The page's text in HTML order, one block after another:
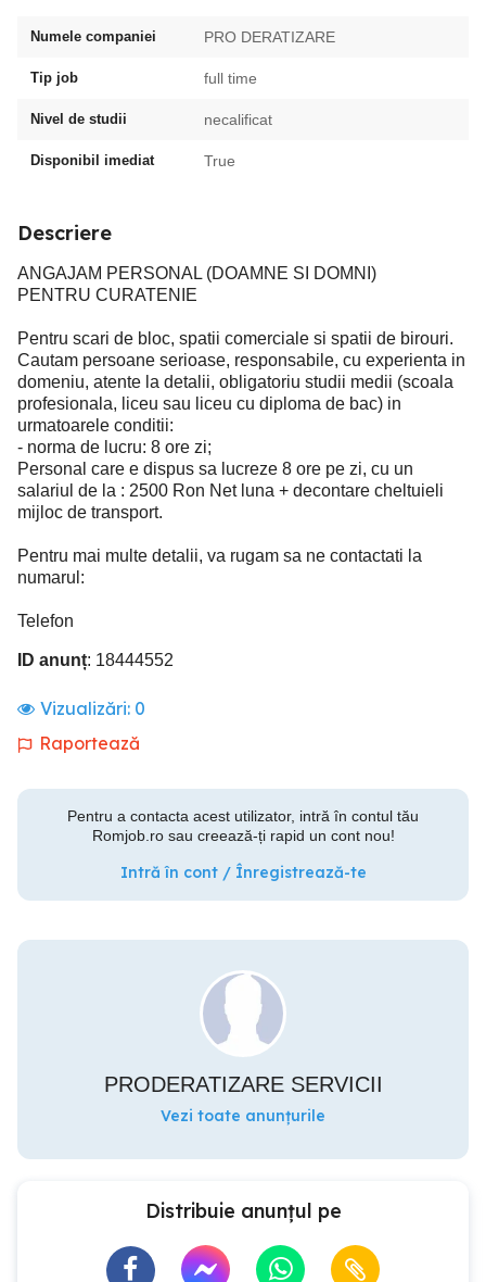
Numele companiei PRO DERATIZARE
Tip job full time
Nivel de studii necalificat
Disponibil imediat True
Descriere
ANGAJAM PERSONAL (DOAMNE SI DOMNI)
PENTRU CURATENIE
Pentru scari de bloc, spatii comerciale si spatii de birouri.
Cautam persoane serioase, responsabile, cu experienta in
domeniu, atente la detalii, obligatoriu studii medii (scoala
profesionala, liceu sau liceu cu diploma de bac) in
urmatoarele conditii:
- norma de lucru: 8 ore zi;
Personal care e dispus sa lucreze 8 ore pe zi, cu un
salariul de la : 2500 Ron Net luna + decontare cheltuieli
mijloc de transport.
Pentru mai multe detalii, va rugam sa ne contactati la
numarul:
Telefon
ID anunț: 18444552
Vizualizări: 0
Raportează
Pentru a contacta acest utilizator, intră în contul tău
Romjob.ro sau creează-ți rapid un cont nou!
Intră în cont / Înregistrează-te
PRODERATIZARE SERVICII
Vezi toate anunțurile
Distribuie anunțul pe